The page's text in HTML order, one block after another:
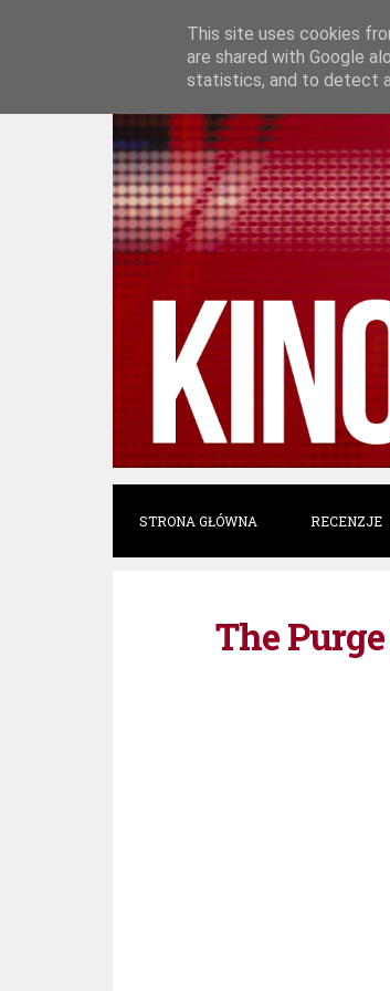
i
p
t
o
c
o
n
n
t
STRONA GŁÓWNA RECENZJE
The
This site uses cookies
are shared with Google
statistics, and to detect